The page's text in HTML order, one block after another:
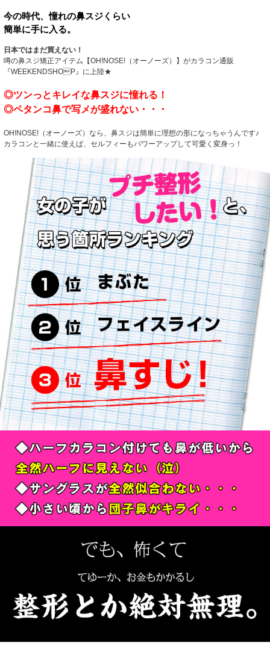
今の時代、憧れの鼻スジくらい
簡単に手に入る。
日本ではまだ買えない！
噂の鼻スジ矯正アイテム【OH!NOSE!（オーノーズ）】がカラコン通販
『WEEKENDSHOP』に上陸★
◎ツンっとキレイな鼻スジに憧れる！
◎ペタンコ鼻で写メが盛れない・・・
OH!NOSE!（オーノーズ）なら、鼻スジは簡単に理想の形になっちゃうんです♪
カラコンと一緒に使えば、セルフィーもパワーアップして可愛く変身っ！